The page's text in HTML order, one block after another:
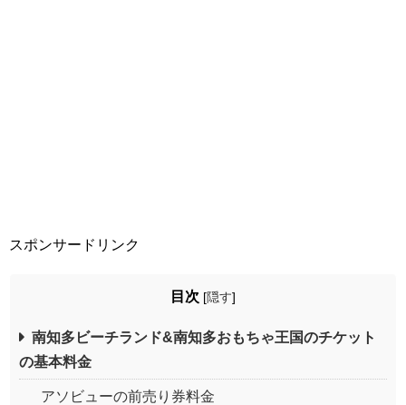
スポンサードリンク
目次 [隠す]
南知多ビーチランド&南知多おもちゃ王国のチケット
の基本料金
アソビューの前売り券料金